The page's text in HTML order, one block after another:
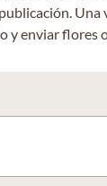
y enviar flores